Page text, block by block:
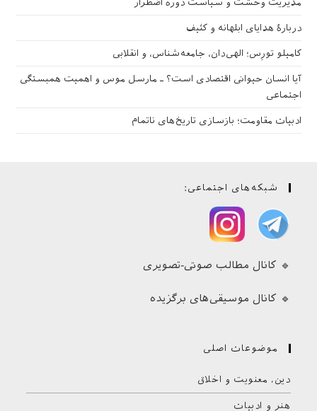
مدیریت وحشت و سیاست دوره اضطرار
دربارهٔ هدایای ابلهانه و کثیف
کامیلو تورِس؛ الهی‌دان، جامعه‌شناس، و انقلابی
آیا انسان حیوانی اقتصادی است؟ ـ مارسل موس و اهمیت همبستگی
اجتماعی
ادبیات مقاومت؛ بازسازی تاریخ‌های ناتمام
شبکه‌های اجتماعی:
🔹 کانال مطالب صوتی-تصویری
🔹 کانال موسیقی‌های برگزیده
موضوعات اصلی
دین، معنویت و اخلاق
هنر و ادبیات